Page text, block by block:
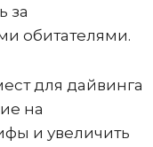
за
обитателями.
для дайвинга
на
и увеличить